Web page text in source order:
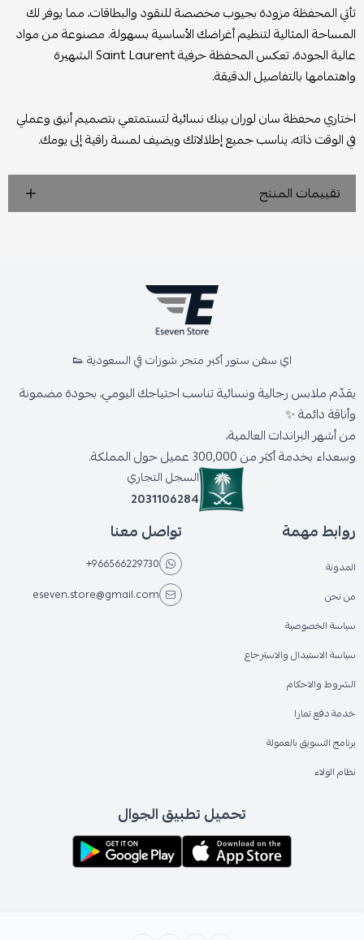
تأتي المحفظة مزودة بجيوب مخصصة للنقود والبطاقات، مما يوفر لك
المساحة المثالية لتنظيم أغراضك الأساسية بسهولة. مصنوعة من مواد
عالية الجودة، تعكس المحفظة حرفية Saint Laurent الشهيرة
واهتمامها بالتفاصيل الدقيقة.
اختاري محفظة سان لوران بينك نسائية لتستمتعي بتصميم أنيق وعملي
في الوقت ذاته، يناسب جميع إطلالاتك ويضيف لمسة راقية إلى يومك.
تقييمات المنتج
اي سفن ستور أكبر متجر شوزات في السعودية 👟
يقدّم ملابس رجالية ونسائية تناسب احتياجك اليومي، بجودة مضمونة
وأناقة دائمة ✨
من أشهر البراندات العالمية،
وسعداء بخدمة أكثر من 300,000 عميل حول المملكة.
السجل التجاري
2031106284
روابط مهمة
المدونة
من نحن
سياسة الخصوصية
سياسة الاستبدال والاسترجاع
الشروط والاحكام
خدمة دفع تمارا
برنامج التسويق بالعمولة
نظام الولاء
تواصل معنا
+966566229730
eseven.store@gmail.com
تحميل تطبيق الجوال